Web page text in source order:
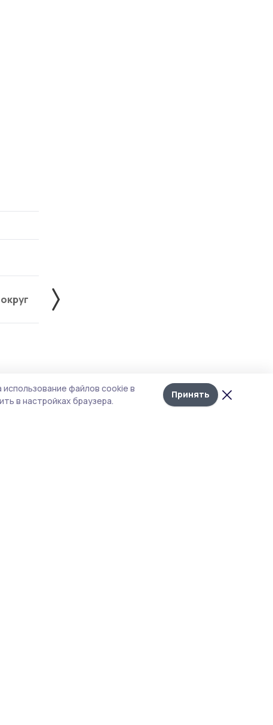
Лента
новостей
Жердевский округ
файлов cookie в
в настройках браузера.
Принять